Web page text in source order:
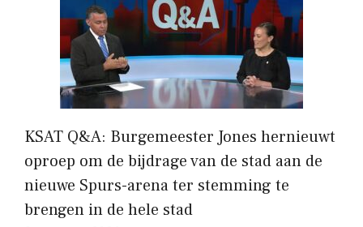
KSAT Q&A: Burgemeester Jones hernieuwt
oproep om de bijdrage van de stad aan de
nieuwe Spurs-arena ter stemming te
brengen in de hele stad